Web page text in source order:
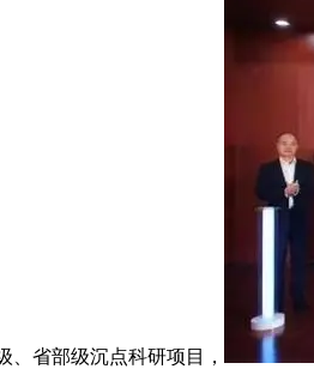
省部级沉点科研项目，